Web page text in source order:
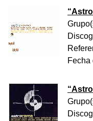
“
Fecha
“